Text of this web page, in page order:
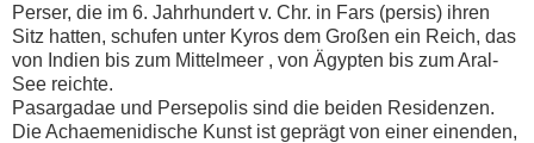
Perser, die im 6. Jahrhundert v. Chr. in Fars (persis) ihren
Sitz hatten, schufen unter Kyros dem Großen ein Reich, das
von Indien bis zum Mittelmeer , von Ägypten bis zum Aral-
See reichte.
Pasargadae und Persepolis sind die beiden Residenzen.
Die Achaemenidische Kunst ist geprägt von einer einenden,